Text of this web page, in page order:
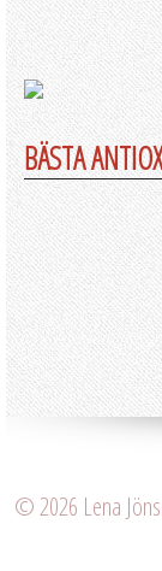
BÄSTA
© 2026 Lena